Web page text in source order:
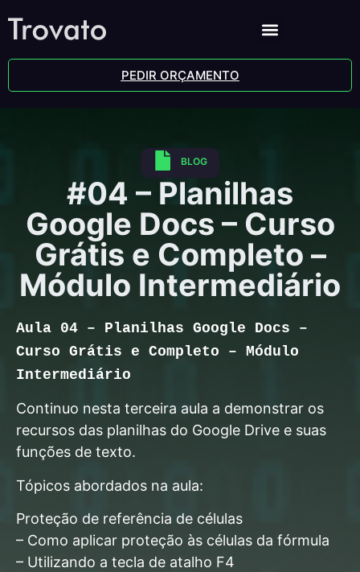
PEDIR ORÇAMENTO
BLOG
#04 – Planilhas
Google Docs – Curso
Grátis e Completo –
Módulo Intermediário
Aula 04 – Planilhas Google Docs –
Curso Grátis e Completo – Módulo
Intermediário
Continuo nesta terceira aula a demonstrar os
recursos das planilhas do Google Drive e suas
funções de texto.
Tópicos abordados na aula:
Proteção de referência de células
– Como aplicar proteção às células da fórmula
– Utilizando a tecla de atalho F4